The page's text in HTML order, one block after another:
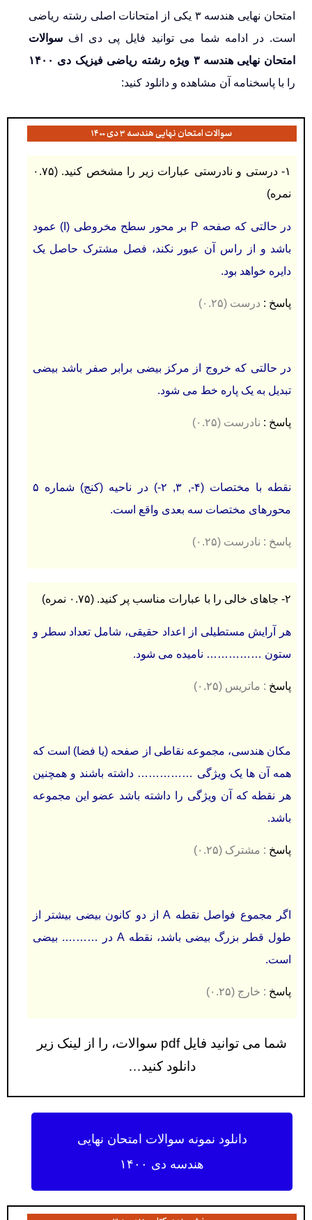
امتحان نهایی هندسه ۳ یکی از امتحانات اصلی رشته ریاضی
است. در ادامه شما می توانید فایل پی دی اف سوالات
امتحان نهایی هندسه ۳ ویژه رشته ریاضی فیزیک دی ۱۴۰۰
را با پاسخنامه آن مشاهده و دانلود کنید:
سوالات امتحان نهایی هندسه ۳ دی ۱۴۰۰
۱- درستی و نادرستی عبارات زیر را مشخص کنید. (۰.۷۵
نمره)
در حالتی که صفحه P بر محور سطح مخروطی (I) عمود
باشد و از راس آن عبور نکند، فصل مشترک حاصل یک
دایره خواهد بود.
پاسخ : درست (۰.۲۵)
در حالتی که خروج از مرکز بیضی برابر صفر باشد بیضی
تبدیل به یک پاره خط می شود.
پاسخ : نادرست (۰.۲۵)
نقطه با مختصات (۴-, ۳, ۲-) در ناحیه (کنج) شماره ۵
محورهای مختصات سه بعدی واقع است.
پاسخ : نادرست (۰.۲۵)
۲- جاهای خالی را با عبارات مناسب پر کنید. (۰.۷۵ نمره)
هر آرایش مستطیلی از اعداد حقیقی، شامل تعداد سطر و
ستون …………… نامیده می شود.
پاسخ : ماتریس (۰.۲۵)
مکان هندسی، مجموعه نقاطی از صفحه (یا فضا) است که
همه آن ها یک ویژگی …………… داشته باشند و همچنین
هر نقطه که آن ویژگی را داشته باشد عضو این مجموعه
باشد.
پاسخ : مشترک (۰.۲۵)
اگر مجموع فواصل نقطه A از دو کانون بیضی بیشتر از
طول قطر بزرگ بیضی باشد، نقطه A در ………. بیضی
است.
پاسخ : خارج (۰.۲۵)
شما می توانید فایل pdf سوالات، را از لینک زیر
دانلود کنید…
دانلود نمونه سوالات امتحان نهایی
هندسه دی ۱۴۰۰